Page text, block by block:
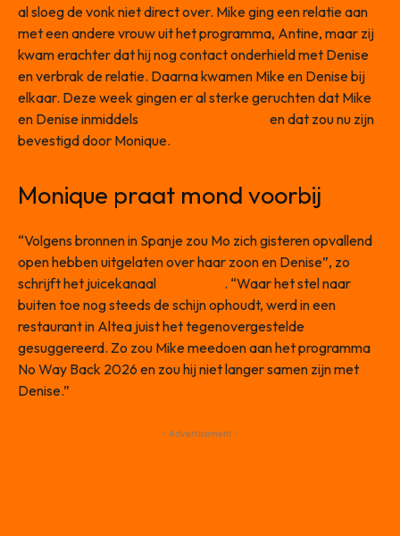
al sloeg de vonk niet direct over. Mike ging een relatie aan
met een andere vrouw uit het programma, Antine, maar zij
kwam erachter dat hij nog contact onderhield met Denise
en verbrak de relatie. Daarna kwamen Mike en Denise bij
elkaar. Deze week gingen er al sterke geruchten dat Mike
en Denise inmiddels
en dat zou nu zijn
bevestigd door Monique.
Monique praat mond voorbij
“Volgens bronnen in Spanje zou Mo zich gisteren opvallend
open hebben uitgelaten over haar zoon en Denise”, zo
schrijft het juicekanaal
. “Waar het stel naar
buiten toe nog steeds de schijn ophoudt, werd in een
restaurant in Altea juist het tegenovergestelde
gesuggereerd. Zo zou Mike meedoen aan het programma
No Way Back 2026 en zou hij niet langer samen zijn met
Denise.”
- Advertisement -